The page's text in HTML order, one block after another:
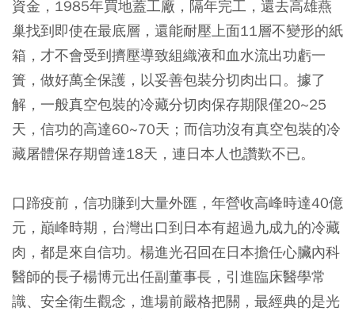
資金，1985年買地蓋工廠，隔年完工，還去高雄燕
巢找到即使在最底層，還能耐壓上面11層不變形的紙
箱，才不會受到擠壓導致組織液和血水流出功虧一
簣，做好萬全保護，以妥善包裝分切肉出口。據了
解，一般真空包裝的冷藏分切肉保存期限僅20~25
天，信功的高達60~70天；而信功沒有真空包裝的冷
藏屠體保存期曾達18天，連日本人也讚歎不已。
口蹄疫前，信功賺到大量外匯，年營收高峰時達40億
元，巔峰時期，台灣出口到日本有超過九成九的冷藏
肉，都是來自信功。楊進光召回在日本擔任心臟內科
醫師的長子楊博元出任副董事長，引進臨床醫學常
識、安全衛生觀念，進場前嚴格把關，最經典的是光